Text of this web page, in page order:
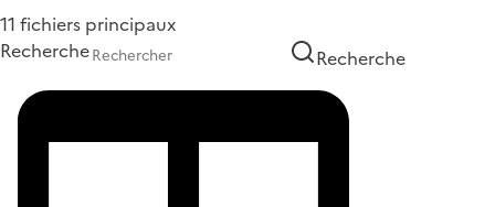
11 fichiers principaux
Recherche
Recherche